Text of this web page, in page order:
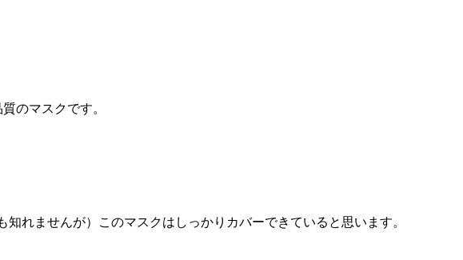
のマスクです。
れませんが）このマスクはしっかりカバーできていると思います。